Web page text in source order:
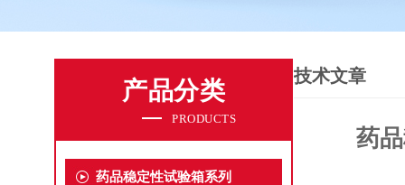
产品分类
PRODUCTS
药品稳定性试验箱系列
技术文章
药